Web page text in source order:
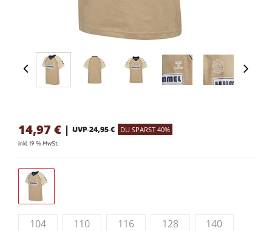
14,97 € | UVP 24,95 € DU SPARST 40%
inkl. 19 % MwSt.
104 110 116 128
140